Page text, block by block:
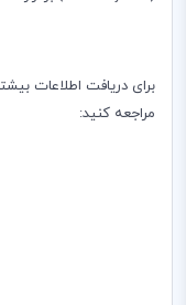
برای دریافت اطلاعات
مراجعه کنید: